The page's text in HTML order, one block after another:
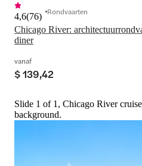
Chicago River:
diner
4,6(76) Rondvaarten
vanaf
$ 139,42
Slide 1 of 1, Chicago River
background.